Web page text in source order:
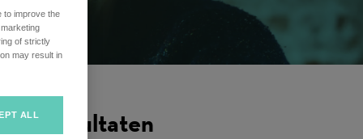
to improve the
of strictly
may result in
ALL